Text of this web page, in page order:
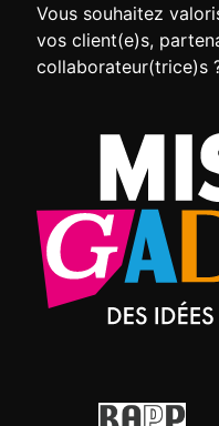
Vous souhaitez
vos client(e)s,
collaborateur(trice)s